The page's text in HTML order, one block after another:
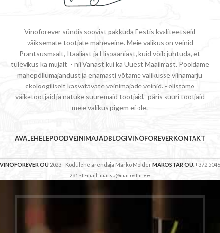
Vinoforever sündis soovist pakkuda Eestis kvaliteetseid
väiksemate tootjate maheveine. Meie valikus on veinid
Prantsusmaalt, Itaaliast ja Hispaaniast, kuid võib juhtuda, et
tulevikus ka mujalt - nii Vanast kui ka Uuest Maailmast. Pooldame
mahepõllumajandust ja enamasti võtame valikusse viinamarju
ökoloogiliselt kasvatavate veinimajade veinid. Eelistame
väiketootjaid ja natuke suuremaid tootjaid, päris suuri tootjaid
meie valikus pigem ei ole.
AVALEHELEPOODVEINIMAJADBLOGIVINOFOREVERKONTAKT
VINOFOREVER OÜ 2023 - Kodulehe arendaja Marko MölderMAROSTAR OÜ . +372 5046
281 - E-mail: marko@marostar.ee.